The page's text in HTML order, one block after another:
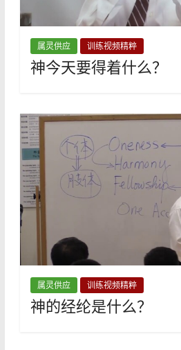
属灵供应 训练视频精粹
神今天要得着什么？
属灵供应 训练视频精粹
神的经纶是什么？